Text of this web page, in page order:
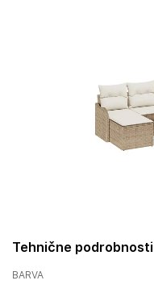
Tehnične podrobnosti
BARVA